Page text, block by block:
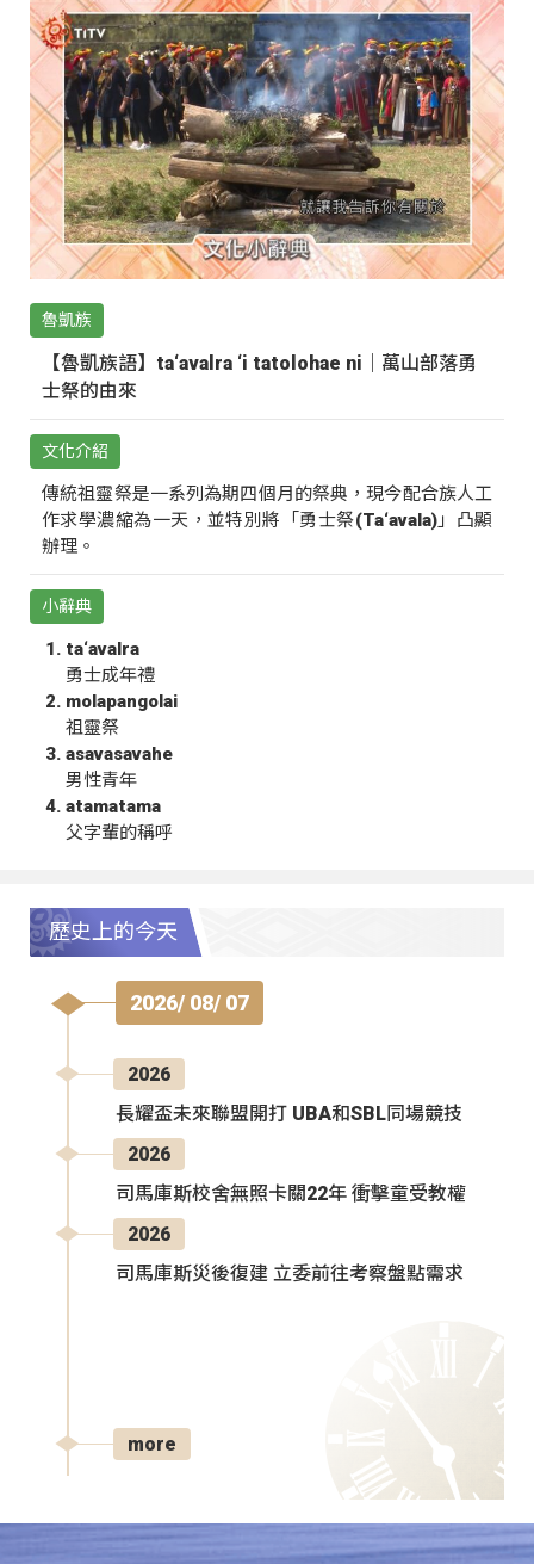
魯凱族
【魯凱族語】ta‘avalra ‘i tatolohae ni｜萬山部落勇
士祭的由來
文化介紹
傳統祖靈祭是一系列為期四個月的祭典，現今配合族人工
作求學濃縮為一天，並特別將「勇士祭(Ta‘avala)」凸顯
辦理。
小辭典
ta‘avalra
勇士成年禮
molapangolai
祖靈祭
asavasavahe
男性青年
atamatama
父字輩的稱呼
歷史上的今天
2026/ 08/ 07
2026
長耀盃未來聯盟開打 UBA和SBL同場競技
2026
司馬庫斯校舍無照卡關22年 衝擊童受教權
2026
司馬庫斯災後復建 立委前往考察盤點需求
more